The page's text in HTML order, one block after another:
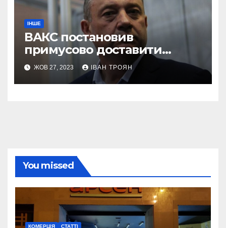
ІНШЕ
ВАКС постановив
примусово доставити
Дубневича до суду
ЖОВ 27, 2023 ІВАН ТРОЯН
You missed
КОМЕРЦІЯ СТАТТІ